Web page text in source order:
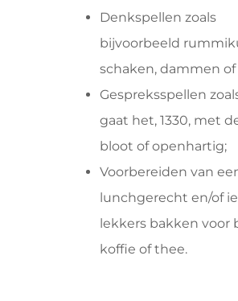
Denkspellen zoals
bijvoorbeeld
schaken, dammen
Gespreksspellen
gaat het, 1330, met
bloot of openhartig;
Voorbereiden van
lunchgerecht en/of
lekkers bakken voor
koffie of thee.